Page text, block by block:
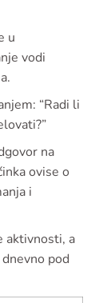
u
vodi
“Radi li
na
ovise o
i
aktivnosti, a
pod